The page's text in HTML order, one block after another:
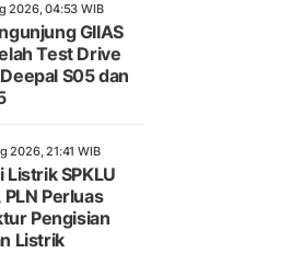
2026, 04:53 WIB
GIIAS
Test Drive
S05 dan
2026, 21:41 WIB
Listrik SPKLU
Perluas
Pengisian
Listrik